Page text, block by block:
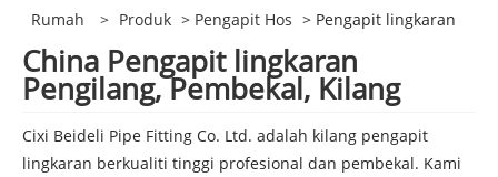
Rumah > Produk > Pengapit Hos > Pengapit lingkaran
China Pengapit lingkaran
Pengilang, Pembekal, Kilang
Cixi Beideli Pipe Fitting Co. Ltd. adalah kilang pengapit
lingkaran berkualiti tinggi profesional dan pembekal. Kami